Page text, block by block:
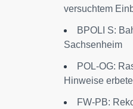
versuchtem
BPOLI S:
Sachsenheim
POL-OG:
Hinweise
FW-PB: